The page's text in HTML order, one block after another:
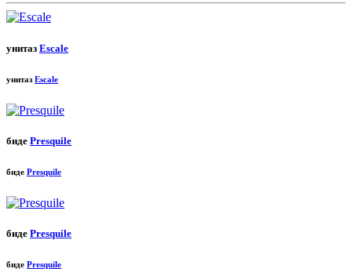
унитаз Escale
унитазEscale
биде Presquile
биде Presquile
биде Presquile
биде Presquile